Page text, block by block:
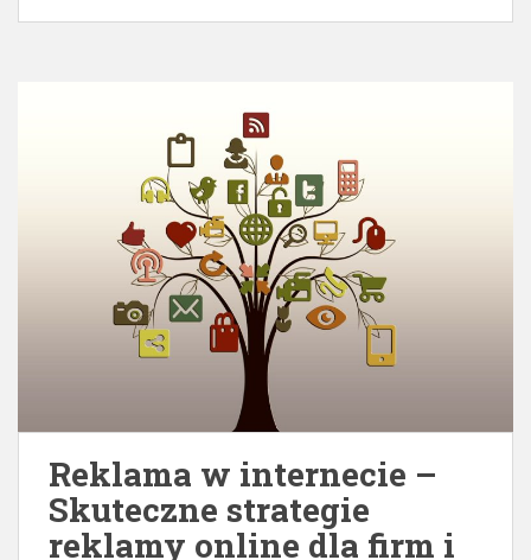
Reklama w internecie –
Skuteczne strategie
reklamy online dla firm i